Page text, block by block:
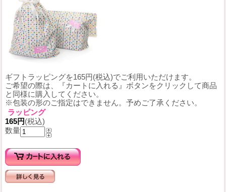
ギフトラッピングを165円(税込)でご利用いただけます。
ご希望の際は、『カートに入れる』ボタンをクリックして商品
と同様に購入してください。
※包装の形のご指定はできません。予めご了承ください。
ラッピング
165円(税込)
数量